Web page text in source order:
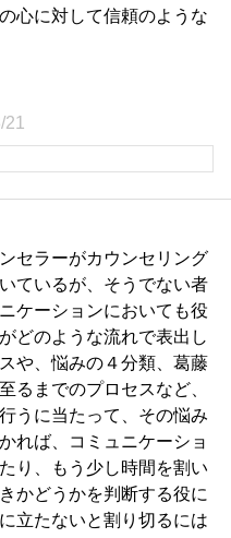
心に対して信頼のような
セラーがカウンセリング
ているが、そうでない者
ケーションにおいても役
どのような流れで表出し
や、悩みの４分類、葛藤
るまでのプロセスなど、
うに当たって、その悩み
れば、コミュニケーショ
り、もう少し時間を割い
かどうかを判断する役に
立たないと割り切るには